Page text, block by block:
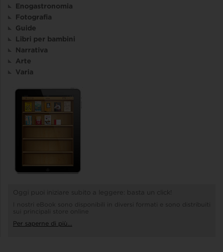
Enogastronomia
Fotografia
Guide
Libri per bambini
Narrativa
Arte
Varia
Oggi puoi iniziare subito a leggere: basta un click!
I nostri eBook sono disponibili in diversi formati e sono distribuiti
sui principali store online
Per saperne di più...